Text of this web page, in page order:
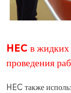
HEC в жидких
проведения
HEC также